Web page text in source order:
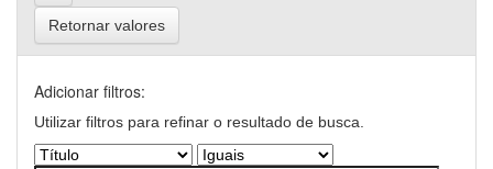
Retornar valores
Adicionar filtros:
Utilizar filtros para refinar o resultado de busca.